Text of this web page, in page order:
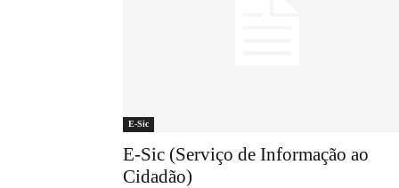
E-Sic
E-Sic (Serviço de Informação ao
Cidadão)